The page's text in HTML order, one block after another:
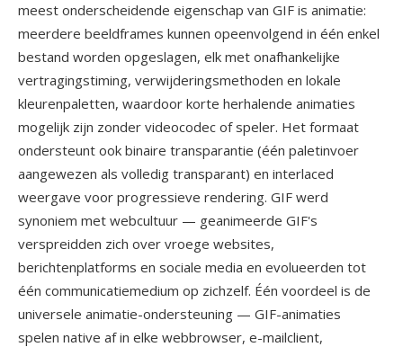
meest onderscheidende eigenschap van GIF is animatie:
meerdere beeldframes kunnen opeenvolgend in één enkel
bestand worden opgeslagen, elk met onafhankelijke
vertragingstiming, verwijderingsmethoden en lokale
kleurenpaletten, waardoor korte herhalende animaties
mogelijk zijn zonder videocodec of speler. Het formaat
ondersteunt ook binaire transparantie (één paletinvoer
aangewezen als volledig transparant) en interlaced
weergave voor progressieve rendering. GIF werd
synoniem met webcultuur — geanimeerde GIF's
verspreidden zich over vroege websites,
berichtenplatforms en sociale media en evolueerden tot
één communicatiemedium op zichzelf. Één voordeel is de
universele animatie-ondersteuning — GIF-animaties
spelen native af in elke webbrowser, e-mailclient,